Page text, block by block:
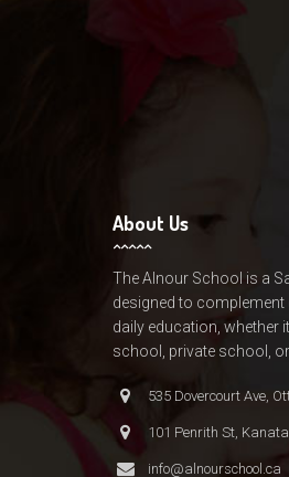
About Us
The Alnour School is a
designed to complement
daily education, whether
school, private school,
535 Dovercourt Ave,
101 Penrith St,
info@alnourschool.ca